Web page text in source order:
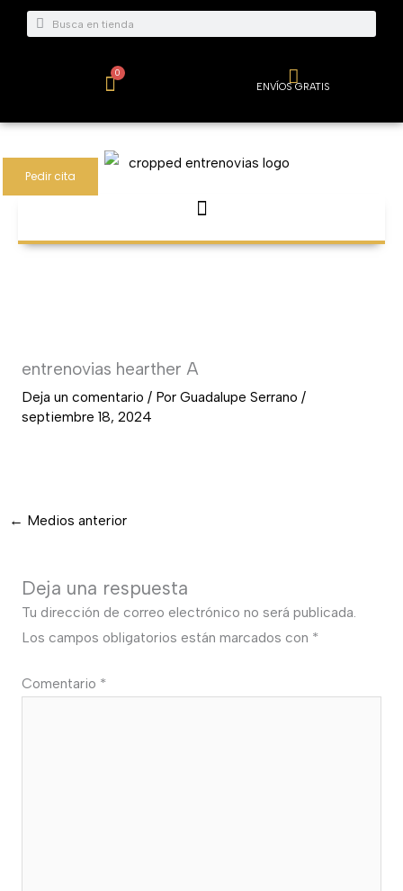
Buscar
Buscar
0
Carrito ENVÍOS GRATIS
Pedir cita
entrenovias hearther A
Deja un comentario / Por Guadalupe Serrano /
septiembre 18, 2024
← Medios anterior
Deja una respuesta
Tu dirección de correo electrónico no será publicada.
Los campos obligatorios están marcados con *
Comentario *